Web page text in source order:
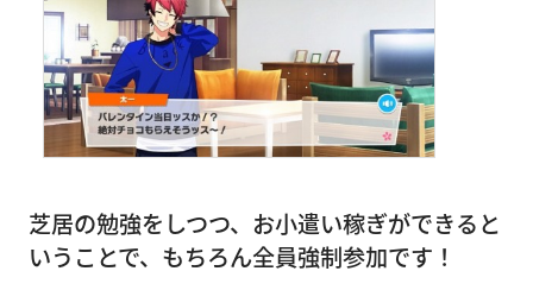
芝居の勉強をしつつ、お小遣い稼ぎができると
いうことで、もちろん全員強制参加です！